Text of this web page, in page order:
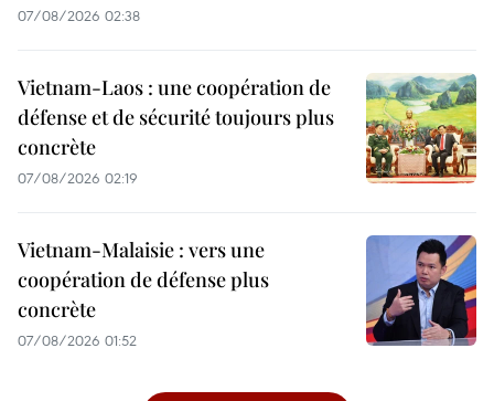
07/08/2026 02:38
Vietnam-Laos : une coopération de
défense et de sécurité toujours plus
concrète
07/08/2026 02:19
Vietnam-Malaisie : vers une
coopération de défense plus
concrète
07/08/2026 01:52